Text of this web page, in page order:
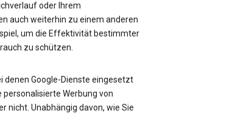
oder Ihrem
auch weiterhin zu einem anderen
um die Effektivität bestimmter
zu schützen.
denen Google-Dienste eingesetzt
Werbung von
nicht. Unabhängig davon, wie Sie